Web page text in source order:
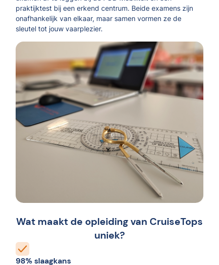
praktijktest bij een erkend centrum. Beide examens zijn
onafhankelijk van elkaar, maar samen vormen ze de
sleutel tot jouw vaarplezier.
Wat maakt de opleiding van CruiseTops
uniek?
98% slaagkans